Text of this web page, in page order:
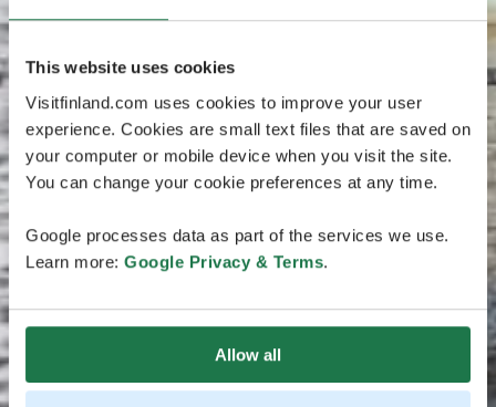
This website uses cookies
Visitfinland.com uses cookies to improve your user
experience. Cookies are small text files that are saved on
your computer or mobile device when you visit the site.
You can change your cookie preferences at any time.
Google processes data as part of the services we use.
Learn more: Google Privacy & Terms.
Allow all